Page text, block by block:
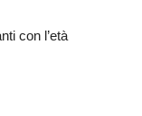
con l’età